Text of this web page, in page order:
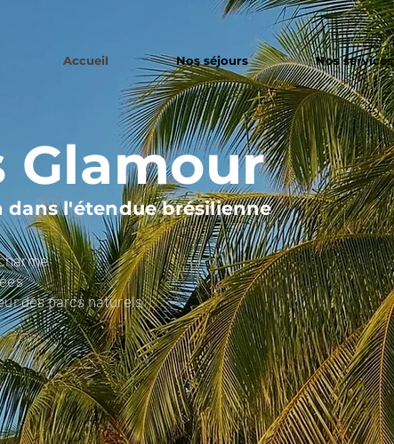
Accueil Nos séjours Nos services
Glamour
dans l'étendue brésilienne
des parcs naturels